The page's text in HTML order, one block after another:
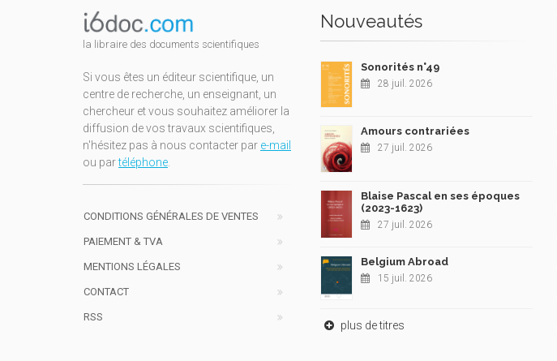
la libraire des documents scientifiques
Si vous êtes un éditeur scientifique, un
centre de recherche, un enseignant, un
chercheur et vous souhaitez améliorer la
diffusion de vos travaux scientifiques,
n'hésitez pas à nous contacter par e-mail
ou partéléphone.
CONDITIONS GÉNÉRALES DE VENTES
PAIEMENT & TVA
MENTIONS LÉGALES
CONTACT
RSS
Nouveautés
Sonorités n°49
28 juil. 2026
Amours contrariées
27 juil. 2026
Blaise Pascal en ses époques
(2023-1623)
27 juil. 2026
Belgium Abroad
15 juil. 2026
plus de titres